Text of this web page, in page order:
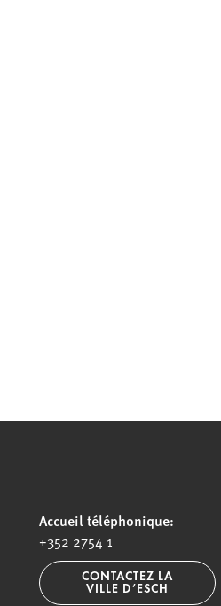
Accueil téléphonique:
+352 2754 1
CONTACTEZ LA
VILLE D’ESCH